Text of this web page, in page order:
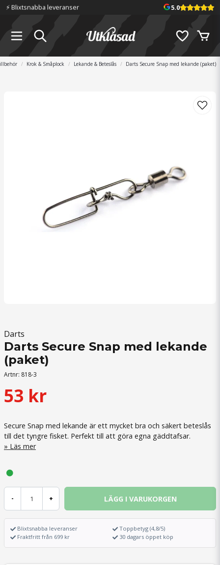
⚡️ Blixtsnabba leveranser 5.0
Krok & Småplock Lekande & Beteslås Darts Secure Snap med lekande (paket)
Darts
Darts Secure Snap med lekande
(paket)
Artnr: 818-3
53 kr
Secure Snap med lekande är ett mycket bra och säkert beteslås
till det tyngre fisket. Perfekt till att göra egna gäddtafsar.
Läs mer
- + LÄGG I VARUKORGEN
Blixtsnabba leveranser
Fraktfritt från 699 kr
Toppbetyg (4,8/5)
30 dagars öppet köp